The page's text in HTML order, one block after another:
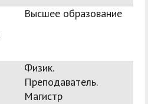
Высшее образование
Физик.
Преподаватель.
Магистр